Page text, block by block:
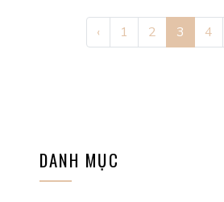
‹ 1 2 3 4
DANH MỤC